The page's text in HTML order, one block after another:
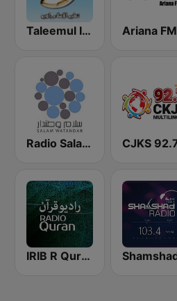
Taleemul Islam Radio Ariana FM
Radio Salam Watandar
IRIB R Quran رادیو قرآن